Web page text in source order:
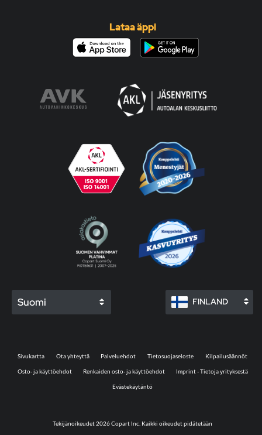
Lataa äppi
Suomi FINLAND
Tekijänoikeudet 2026 Copart Inc. Kaikki oikeudet pidätetään
Sivukartta Ota yhteyttä Palveluehdot Tietosuojaseloste Kilpailusäännöt
Osto- ja käyttöehdot Renkaiden osto- ja käyttöehdot Imprint - Tietoja yrityksestä
Evästekäytäntö